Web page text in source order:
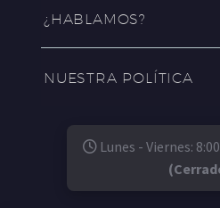
¿HABLAMOS?
NUESTRA POLÍTICA
Lunes - Viernes: